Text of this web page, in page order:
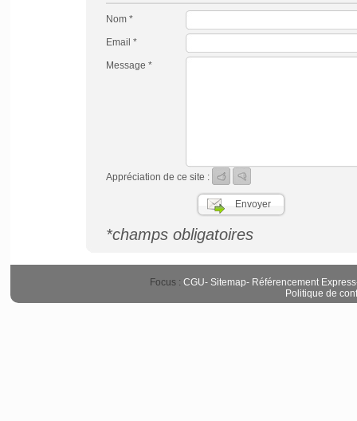
Nom *
Email *
Message *
Appréciation de ce site :
*champs obligatoires
Focus : CGU- Sitemap- Référencement Express
Politique de